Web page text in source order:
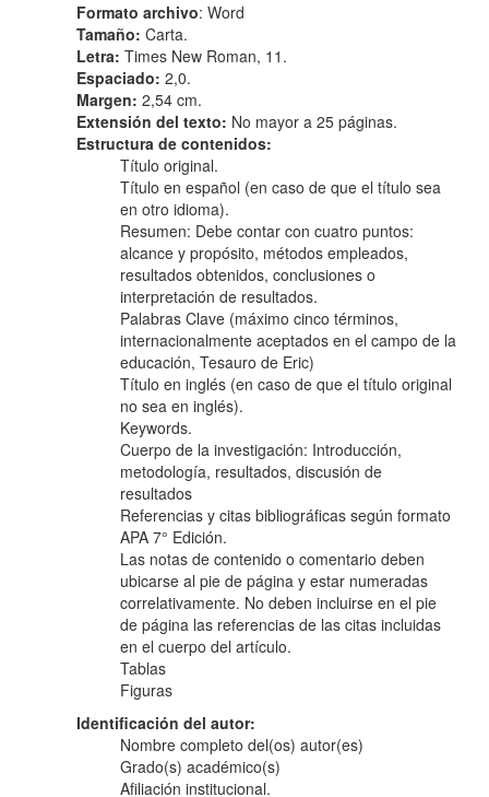
Formato archivo: Word
Tamaño: Carta.
Letra: Times New Roman, 11.
Espaciado: 2,0.
Margen: 2,54 cm.
Extensión del texto: No mayor a 25 páginas.
Estructura de contenidos:
Título original.
Título en español (en caso de que el título sea
en otro idioma).
Resumen: Debe contar con cuatro puntos:
alcance y propósito, métodos empleados,
resultados obtenidos, conclusiones o
interpretación de resultados.
Palabras Clave (máximo cinco términos,
internacionalmente aceptados en el campo de la
educación, Tesauro de Eric)
Título en inglés (en caso de que el título original
no sea en inglés).
Keywords.
Cuerpo de la investigación: Introducción,
metodología, resultados, discusión de
resultados
Referencias y citas bibliográficas según formato
APA 7° Edición.
Las notas de contenido o comentario deben
ubicarse al pie de página y estar numeradas
correlativamente. No deben incluirse en el pie
de página las referencias de las citas incluidas
en el cuerpo del artículo.
Tablas
Figuras
Identificación del autor:
Nombre completo del(os) autor(es)
Grado(s) académico(s)
Afiliación institucional.